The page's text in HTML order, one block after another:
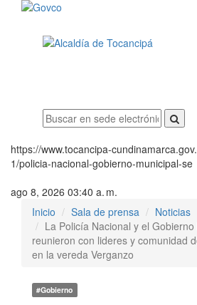
https://www.tocancipa-
1/policia-nacional-gobierno-municipal-se
ago 8, 2026 03:40 a. m.
Inicio
Sala de prensa
Noticias
La Policía Nacional y el
reunieron con lideres y comunidad
en la vereda Verganzo
#Gobierno